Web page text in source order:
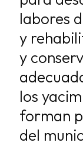
labores
y
y
los
forman
del